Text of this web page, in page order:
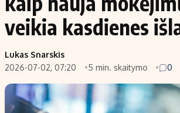
veikia kasdienes
Lukas Snarskis
2026-07-02, 07:20
5 min. skaitymo 0